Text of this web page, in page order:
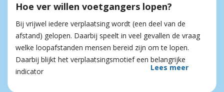
Hoe ver willen voetgangers lopen?
Bij vrijwel iedere verplaatsing wordt (een deel van de
afstand) gelopen. Daarbij speelt in veel gevallen de vraag
welke loopafstanden mensen bereid zijn om te lopen.
Daarbij blijkt het verplaatsingsmotief een belangrijke
indicator
Lees meer